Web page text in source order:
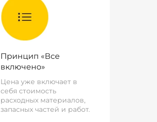
Принцип «Все
включено»
Цена уже включает в
себя стоимость
расходных материалов,
запасных частей и работ.